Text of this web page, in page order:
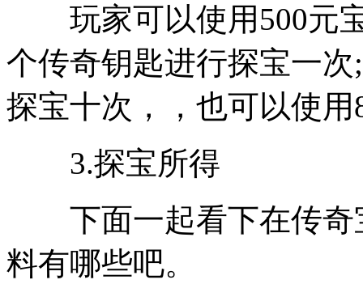
玩家可以使用500元宝
个传奇钥匙进行探宝一
探宝十次，，也可以使
3.探宝所得
下面一起看下在传奇
料有哪些吧。